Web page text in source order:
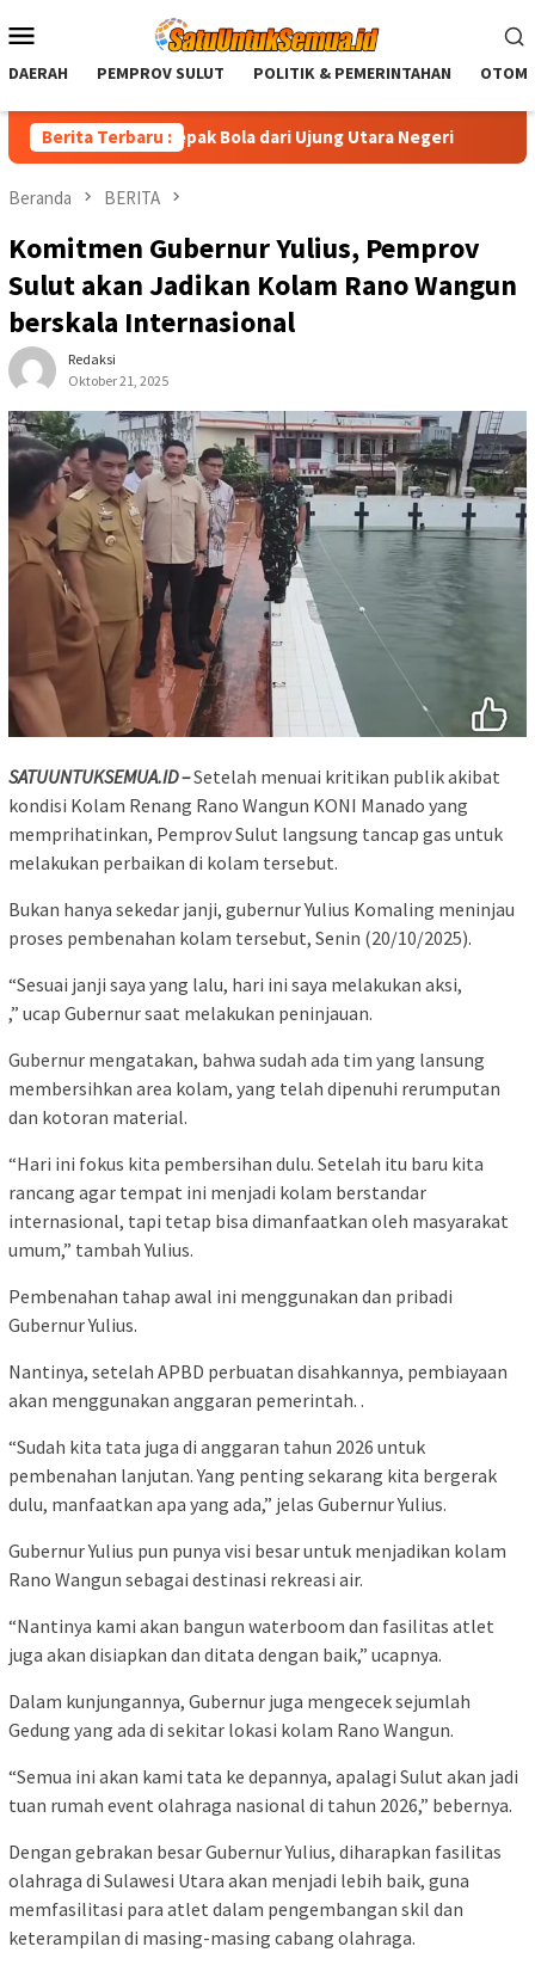
ke
Mobile
DAERAH PEMPROV SULUT POLITIK & PEMERINTAHAN
Berita Terbaru :
Jiwa Sepak Bola dari Ujung Utara Negeri
Beranda BERITA
Komitmen Gubernur Yulius, Pemprov
Sulut akan Jadikan Kolam Rano Wangun
berskala Internasional
Redaksi
Oktober 21, 2025
SATUUNTUKSEMUA.ID –Setelah menuai kritikan publik akibat
kondisi Kolam Renang Rano Wangun KONI Manado yang
memprihatinkan, Pemprov Sulut langsung tancap gas untuk
melakukan perbaikan di kolam tersebut.
Bukan hanya sekedar janji, gubernur Yulius Komaling meninjau
proses pembenahan kolam tersebut, Senin (20/10/2025).
“Sesuai janji saya yang lalu, hari ini saya melakukan aksi,
,” ucap Gubernur saat melakukan peninjauan.
Gubernur mengatakan, bahwa sudah ada tim yang lansung
membersihkan area kolam, yang telah dipenuhi rerumputan
dan kotoran material.
“Hari ini fokus kita pembersihan dulu. Setelah itu baru kita
rancang agar tempat ini menjadi kolam berstandar
internasional, tapi tetap bisa dimanfaatkan oleh masyarakat
umum,” tambah Yulius.
Pembenahan tahap awal ini menggunakan dan pribadi
Gubernur Yulius.
Nantinya, setelah APBD perbuatan disahkannya, pembiayaan
akan menggunakan anggaran pemerintah. .
“Sudah kita tata juga di anggaran tahun 2026 untuk
pembenahan lanjutan. Yang penting sekarang kita bergerak
dulu, manfaatkan apa yang ada,” jelas Gubernur Yulius.
Gubernur Yulius pun punya visi besar untuk menjadikan kolam
Rano Wangun sebagai destinasi rekreasi air.
“Nantinya kami akan bangun waterboom dan fasilitas atlet
juga akan disiapkan dan ditata dengan baik,” ucapnya.
Dalam kunjungannya, Gubernur juga mengecek sejumlah
Gedung yang ada di sekitar lokasi kolam Rano Wangun.
“Semua ini akan kami tata ke depannya, apalagi Sulut akan jadi
tuan rumah event olahraga nasional di tahun 2026,” bebernya.
Dengan gebrakan besar Gubernur Yulius, diharapkan fasilitas
olahraga di Sulawesi Utara akan menjadi lebih baik, guna
memfasilitasi para atlet dalam pengembangan skil dan
keterampilan di masing-masing cabang olahraga.